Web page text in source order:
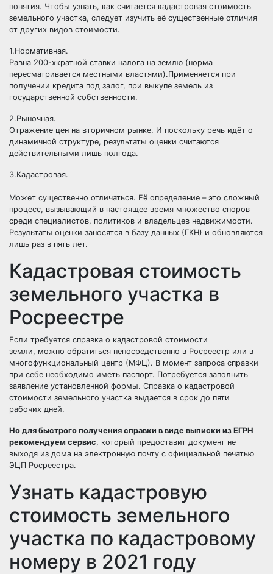
понятия. Чтобы узнать, как считается кадастровая стоимость
земельного участка, следует изучить её существенные отличия
от других видов стоимости.
1.Нормативная.
Равна 200-хкратной ставки налога на землю (норма
пересматривается местными властями).Применяется при
получении кредита под залог, при выкупе земель из
государственной собственности.
2.Рыночная.
Отражение цен на вторичном рынке. И поскольку речь идёт о
динамичной структуре, результаты оценки считаются
действительными лишь полгода.
3.Кадастровая.
Может существенно отличаться. Её определение – это сложный
процесс, вызывающий в настоящее время множество споров
среди специалистов, политиков и владельцев недвижимости.
Результаты оценки заносятся в базу данных (ГКН) и обновляются
лишь раз в пять лет.
Кадастровая стоимость
земельного участка в
Росреестре
Если требуется справка о кадастровой стоимости
земли, можно обратиться непосредственно в Росреестр или в
многофункциональный центр (МФЦ). В момент запроса справки
при себе необходимо иметь паспорт. Потребуется заполнить
заявление установленной формы. Справка о кадастровой
стоимости земельного участка выдается в срок до пяти
рабочих дней.
Но для быстрого получения справки в виде выписки из ЕГРН
рекомендуем сервис, который предоставит документ не
выходя из дома на электронную почту с официальной печатью
ЭЦП Росреестра.
Узнать кадастровую
стоимость земельного
участка по кадастровому
номеру в 2021 году